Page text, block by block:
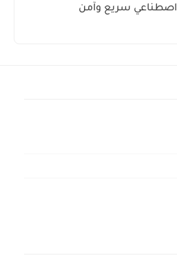
اصطناعي سريع وآمن